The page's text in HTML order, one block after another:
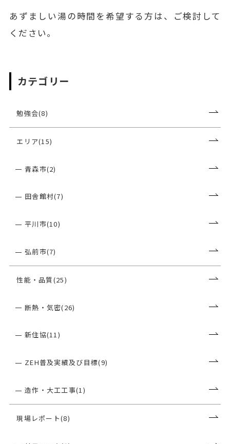
あずましい湯の時間を希望する方は、ご検討して
ください。
カテゴリー
勉強会(8)
エリア(15)
青森市(2)
田舎館村(7)
平川市(10)
弘前市(7)
性能・品質(25)
断熱・気密(26)
新住協(11)
ZEH普及実績及び目標(9)
造作・大工工事(1)
現場レポート(8)